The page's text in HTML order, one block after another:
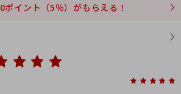
イント（5％）がもらえる！